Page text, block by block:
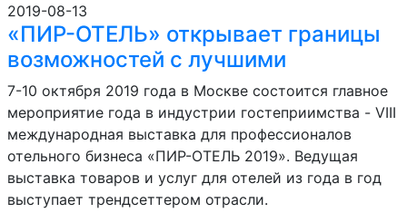
2019-08-13
«ПИР-ОТЕЛЬ» открывает границы
возможностей с лучшими
7-10 октября 2019 года в Москве состоится главное
мероприятие года в индустрии гостеприимства - VIII
международная выставка для профессионалов
отельного бизнеса «ПИР-ОТЕЛЬ 2019». Ведущая
выставка товаров и услуг для отелей из года в год
выступает трендсеттером отрасли.